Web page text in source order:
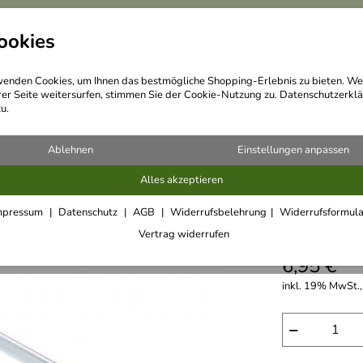
Cookies, um Ihnen das bestmögliche Shopping-Erlebnis zu bieten.
Seite weitersurfen, stimmen Sie der Cookie-Nutzung zu.
Ablehnen Einstellungen anpassen
Alles akzeptieren
Datenschutz AGB Widerrufsbelehrung
Vertrag widerrufen
Messer Küchenhelfer
6,95 €
inkl. 19%
−